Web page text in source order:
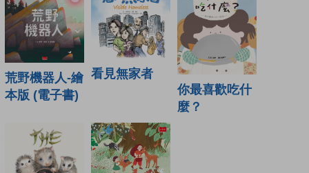
荒野機器人-繪
本版 (電子書)
看見無家者
你最喜歡吃什
麼？